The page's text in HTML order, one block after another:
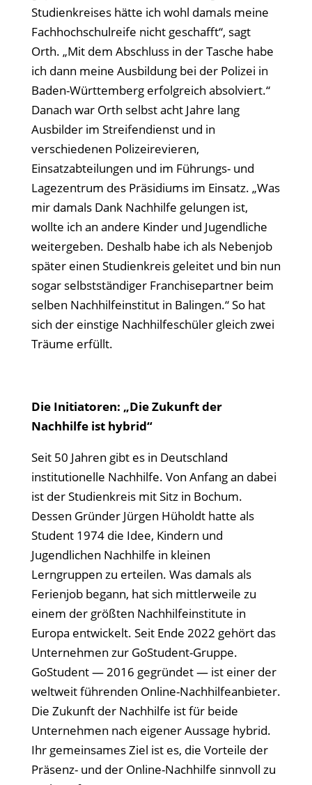
Studienkreises hätte ich wohl damals meine
Fachhochschulreife nicht geschafft“, sagt
Orth. „Mit dem Abschluss in der Tasche habe
ich dann meine Ausbildung bei der Polizei in
Baden-Württemberg erfolgreich absolviert.“
Danach war Orth selbst acht Jahre lang
Ausbilder im Streifendienst und in
verschiedenen Polizeirevieren,
Einsatzabteilungen und im Führungs- und
Lagezentrum des Präsidiums im Einsatz. „Was
mir damals Dank Nachhilfe gelungen ist,
wollte ich an andere Kinder und Jugendliche
weitergeben. Deshalb habe ich als Nebenjob
später einen Studienkreis geleitet und bin nun
sogar selbstständiger Franchisepartner beim
selben Nachhilfeinstitut in Balingen.“ So hat
sich der einstige Nachhilfeschüler gleich zwei
Träume erfüllt.
Die Initiatoren: „Die Zukunft der
Nachhilfe ist hybrid“
Seit 50 Jahren gibt es in Deutschland
institutionelle Nachhilfe. Von Anfang an dabei
ist der Studienkreis mit Sitz in Bochum.
Dessen Gründer Jürgen Hüholdt hatte als
Student 1974 die Idee, Kindern und
Jugendlichen Nachhilfe in kleinen
Lerngruppen zu erteilen. Was damals als
Ferienjob begann, hat sich mittlerweile zu
einem der größten Nachhilfeinstitute in
Europa entwickelt. Seit Ende 2022 gehört das
Unternehmen zur GoStudent-Gruppe.
GoStudent — 2016 gegründet — ist einer der
weltweit führenden Online-Nachhilfeanbieter.
Die Zukunft der Nachhilfe ist für beide
Unternehmen nach eigener Aussage hybrid.
Ihr gemeinsames Ziel ist es, die Vorteile der
Präsenz- und der Online-Nachhilfe sinnvoll zu